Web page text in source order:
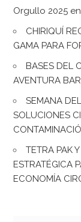
Orgullo 2025
CHIRIQUÍ
GAMA PARA
BASES DEL
AVENTURA
SEMANA
SOLUCIONES
TETRA PAK
ESTRATÉGICA
ECONOMÍA